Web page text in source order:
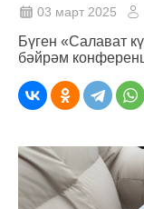
03 март 2025
Бүген «Салават
бәйрәм